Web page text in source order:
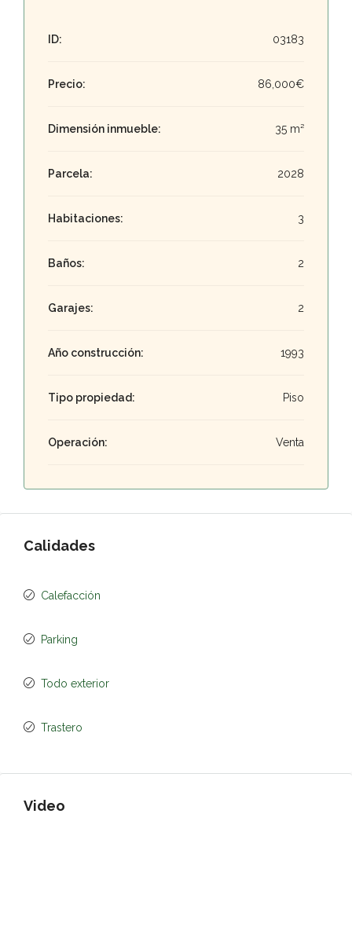
ID: 03183
Precio: 86,000€
Dimensión inmueble: 35 m²
Parcela: 2028
Habitaciones: 3
Baños: 2
Garajes: 2
Año construcción: 1993
Tipo propiedad: Piso
Operación: Venta
Calidades
Calefacción
Parking
Todo exterior
Trastero
Video